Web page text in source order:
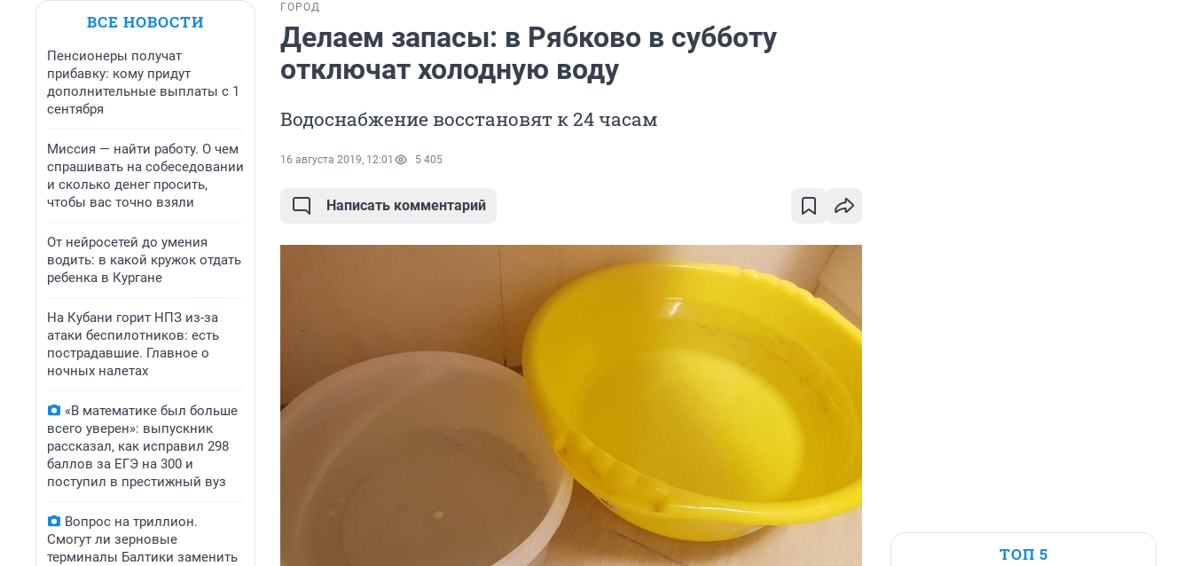
ВСЕ НОВОСТИ
Пенсионеры получат
прибавку: кому придут
дополнительные выплаты с 1
сентября
Миссия — найти работу. О чем
спрашивать на собеседовании
и сколько денег просить,
чтобы вас точно взяли
От нейросетей до умения
водить: в какой кружок отдать
ребенка в Кургане
На Кубани горит НПЗ из-за
атаки беспилотников: есть
пострадавшие. Главное о
ночных налетах
«В математике был больше
всего уверен»: выпускник
рассказал, как исправил 298
баллов за ЕГЭ на 300 и
поступил в престижный вуз
Вопрос на триллион.
Смогут ли зерновые
терминалы Балтики заменить
ГОРОД
Делаем запасы: в Рябково в субботу
отключат холодную воду
Водоснабжение восстановят к 24 часам
16 августа 2019, 12:01 5 405
Написать комментарий
ТОП 5